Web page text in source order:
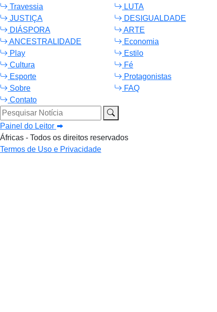
Travessia
LUTA
JUSTIÇA
DESIGUALDADE
DIÁSPORA
ARTE
ANCESTRALIDADE
Economia
Play
Estilo
Cultura
Fé
Esporte
Protagonistas
Sobre
FAQ
Contato
Pesquisar Notícia
Painel do Leitor
Áfricas - Todos os direitos reservados
Termos de Uso e Privacidade